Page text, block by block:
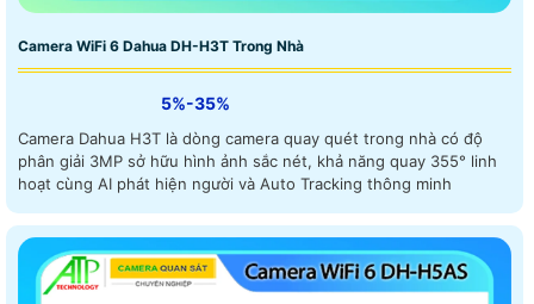
Camera WiFi 6 Dahua DH-H3T Trong Nhà
5%-35%
Camera Dahua H3T là dòng camera quay quét trong nhà có độ
phân giải 3MP sở hữu hình ảnh sắc nét, khả năng quay 355° linh
hoạt cùng AI phát hiện người và Auto Tracking thông minh